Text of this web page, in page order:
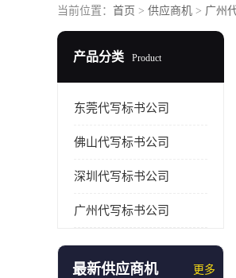
当前位置： 首页 > 供应商机 > 广州
产品分类 Product
东莞代写标书公司
佛山代写标书公司
深圳代写标书公司
广州代写标书公司
最新供应商机 更多